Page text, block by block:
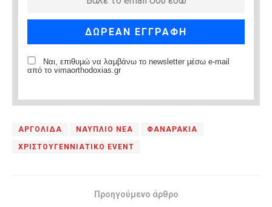
Ναι, επιθυμώ να λαμβάνω το newsletter μέσω e-mail
από το vimaorthodoxias.gr
ΑΡΓΟΛΙΔΑ ΝΑΥΠΛΙΟ ΝΕΑ ΦΑΝΑΡΑΚΙΑ
ΧΡΙΣΤΟΥΓΕΝΝΙΑΤΙΚΟ EVENT
Προηγούμενο άρθρο